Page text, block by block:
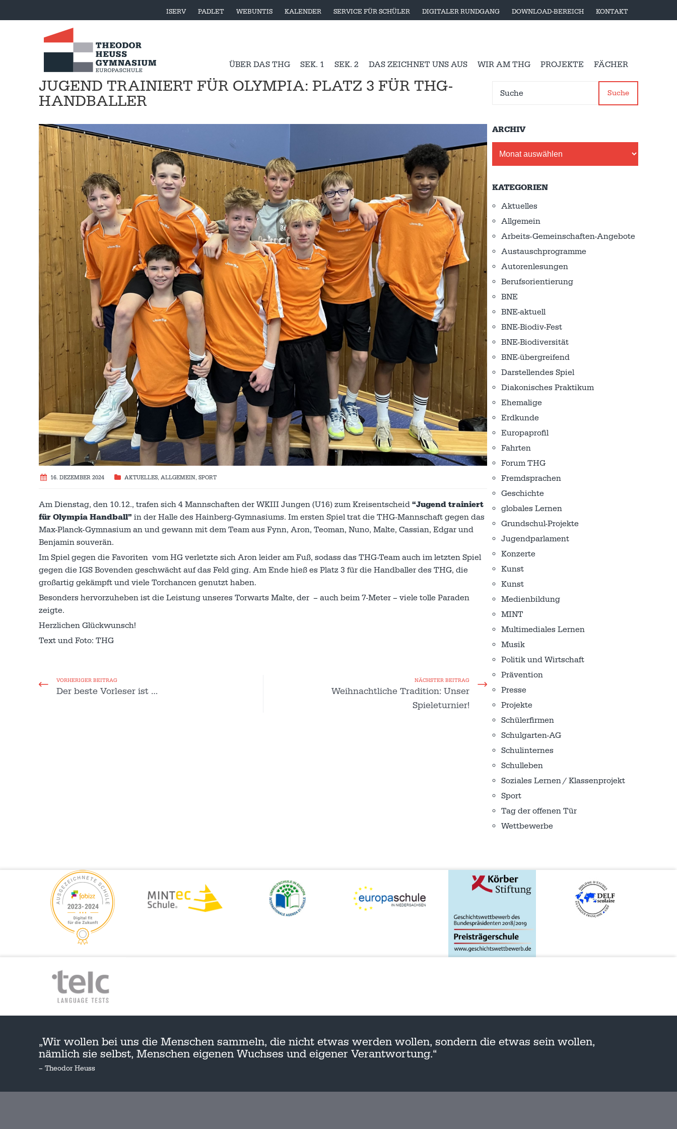
ISERV PADLET WEBUNTIS KALENDER SERVICE FÜR SCHÜLER DIGITALER RUNDGANG DOWNLOAD-BEREICH KONTAKT
ÜBER DAS THG SEK. 1 SEK. 2 DAS ZEICHNET UNS AUS WIR AM THG PROJEKTE FÄCHER
JUGEND TRAINIERT FÜR OLYMPIA: PLATZ 3 FÜR THG-
HANDBALLER
16. DEZEMBER 2024 AKTUELLES, ALLGEMEIN, SPORT
Am Dienstag, den 10.12., trafen sich 4 Mannschaften der WKIII Jungen (U16) zum Kreisentscheid “Jugend trainiert
für Olympia Handball” in der Halle des Hainberg-Gymnasiums. Im ersten Spiel trat die THG-Mannschaft gegen das
Max-Planck-Gymnasium an und gewann mit dem Team aus Fynn, Aron, Teoman, Nuno, Malte, Cassian, Edgar und
Benjamin souverän.
Im Spiel gegen die Favoriten vom HG verletzte sich Aron leider am Fuß, sodass das THG-Team auch im letzten Spiel
gegen die IGS Bovenden geschwächt auf das Feld ging. Am Ende hieß es Platz 3 für die Handballer des THG, die
großartig gekämpft und viele Torchancen genutzt haben.
Besonders hervorzuheben ist die Leistung unseres Torwarts Malte, der – auch beim 7-Meter – viele tolle Paraden
zeigte.
Herzlichen Glückwunsch!
Text und Foto: THG
VORHERIGER BEITRAG
Der beste Vorleser ist …
NÄCHSTER BEITRAG
Weihnachtliche Tradition: Unser
Spieleturnier!
Suche
ARCHIV
KATEGORIEN
Aktuelles
Allgemein
Arbeits-Gemeinschaften-Angebote
Austausch­programme
Autorenlesungen
Berufsorientierung
BNE
BNE-aktuell
BNE-Biodiv-Fest
BNE-Biodiversität
BNE-übergreifend
Darstellendes Spiel
Diakonisches Praktikum
Ehemalige
Erdkunde
Europaprofil
Fahrten
Forum THG
Fremdsprachen
Geschichte
globales Lernen
Grundschul-Projekte
Jugendparlament
Konzerte
Kunst
Kunst
Medienbildung
MINT
Multimediales Lernen
Musik
Politik und Wirtschaft
Prävention
Presse
Projekte
Schülerfirmen
Schulgarten-AG
Schulinternes
Schulleben
Soziales Lernen / Klassenprojekt
Sport
Tag der offenen Tür
Wettbewerbe
„Wir wollen bei uns die Menschen sammeln, die nicht etwas werden wollen, sondern die etwas sein wollen,
nämlich sie selbst, Menschen eigenen Wuchses und eigener Verantwortung.“
– Theodor Heuss